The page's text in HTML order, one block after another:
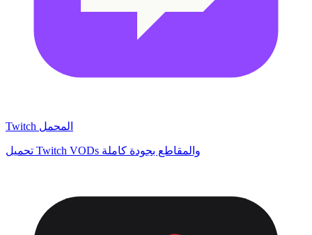
Twitch المحمل
تحميل Twitch VODs والمقاطع بجودة كاملة